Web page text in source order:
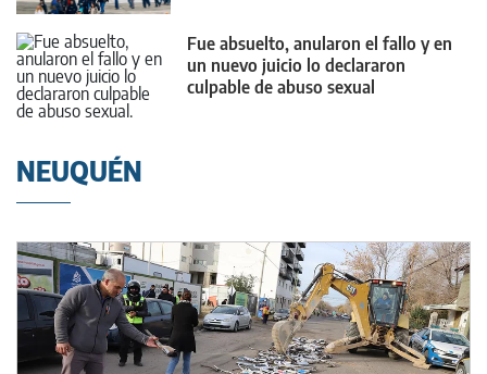
Fue absuelto, anularon el fallo y en
un nuevo juicio lo declararon
culpable de abuso sexual
NEUQUÉN